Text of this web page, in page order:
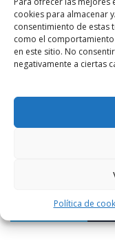
cookies para almacenar
consentimiento de
como el
en este sitio. No
negativamente a ciertas
Política de
aprobado.
cómo se
PUBLICIDAD